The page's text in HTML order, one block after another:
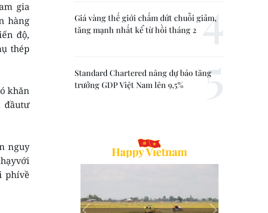
gia
hàng
độ,
thép
khăn
đầutư
nguy
phívề
Giá vàng thế giới chấm dứt chuỗi giảm,
tăng mạnh nhất kể từ hồi tháng 2
Standard Chartered nâng dự báo tăng
trưởng GDP Việt Nam lên 9,5%